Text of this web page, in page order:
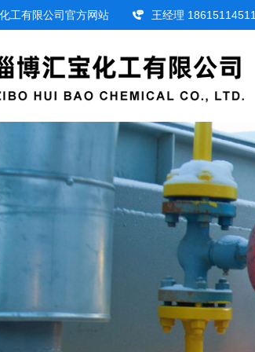
工有限公司官方网站 王经理 18615114511